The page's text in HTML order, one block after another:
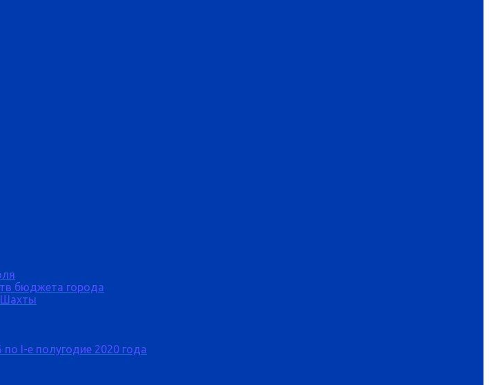
бюджета города
Шахты
I-е полугодие 2020 года